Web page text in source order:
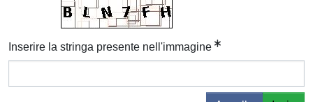
Inserire la stringa presente nell'immagine